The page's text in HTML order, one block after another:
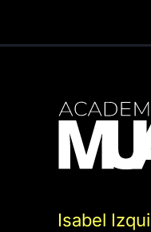
Isabel